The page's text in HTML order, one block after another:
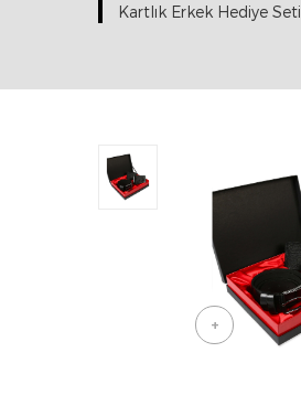
Kartlık Erkek Hediye Seti
+